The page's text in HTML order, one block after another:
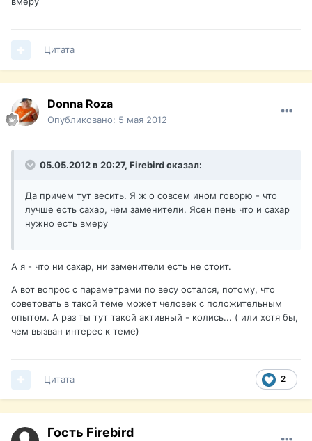
Цитата
Donna Roza
Опубликовано: 5 мая 2012
05.05.2012 в 20:27, Firebird сказал:
Да причем тут весить. Я ж о совсем ином говорю - что
лучше есть сахар, чем заменители. Ясен пень что и сахар
нужно есть вмеру
А я - что ни сахар, ни заменители есть не стоит.
А вот вопрос с параметрами по весу остался, потому, что
советовать в такой теме может человек с положительным
опытом. А раз ты тут такой активный - колись... ( или хотя бы,
чем вызван интерес к теме)
2
Цитата
Гость Firebird